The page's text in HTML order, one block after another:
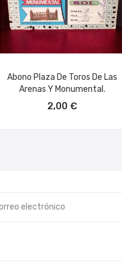
Abono Plaza De Toros De Las
Arenas Y Monumental.
2,00 €